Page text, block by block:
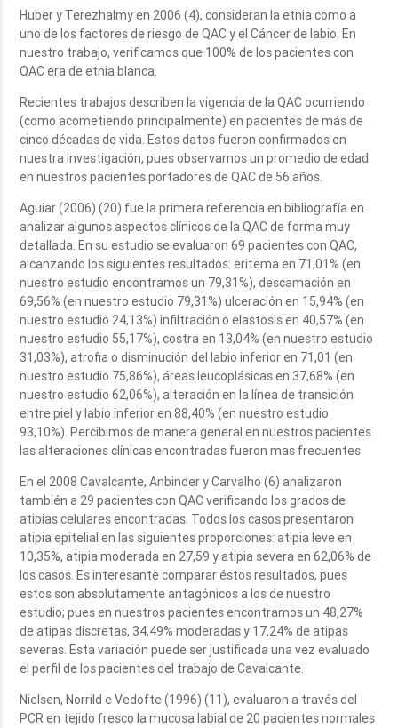
Huber y Terezhalmy en 2006 (4), consideran la etnia como a
uno de los factores de riesgo de QAC y el Cáncer de labio. En
nuestro trabajo, verificamos que 100% de los pacientes con
QAC era de etnia blanca.
Recientes trabajos describen la vigencia de la QAC ocurriendo
(como acometiendo principalmente) en pacientes de más de
cinco décadas de vida. Estos datos fueron confirmados en
nuestra investigación, pues observamos un promedio de edad
en nuestros pacientes portadores de QAC de 56 años.
Aguiar (2006) (20) fue la primera referencia en bibliografía en
analizar algunos aspectos clínicos de la QAC de forma muy
detallada. En su estudio se evaluaron 69 pacientes con QAC,
alcanzando los siguientes resultados: eritema en 71,01% (en
nuestro estudio encontramos un 79,31%), descamación en
69,56% (en nuestro estudio 79,31%) ulceración en 15,94% (en
nuestro estudio 24,13%) infiltración o elastosis en 40,57% (en
nuestro estudio 55,17%), costra en 13,04% (en nuestro estudio
31,03%), atrofia o disminución del labio inferior en 71,01 (en
nuestro estudio 75,86%), áreas leucoplásicas en 37,68% (en
nuestro estudio 62,06%), alteración en la línea de transición
entre piel y labio inferior en 88,40% (en nuestro estudio
93,10%). Percibimos de manera general en nuestros pacientes
las alteraciones clínicas encontradas fueron mas frecuentes.
En el 2008 Cavalcante, Anbinder y Carvalho (6) analizaron
también a 29 pacientes con QAC verificando los grados de
atipias celulares encontradas. Todos los casos presentaron
atipia epitelial en las siguientes proporciones: atipia leve en
10,35%, atipia moderada en 27,59 y atipia severa en 62,06% de
los casos. Es interesante comparar éstos resultados, pues
estos son absolutamente antagónicos a los de nuestro
estudio; pues en nuestros pacientes encontramos un 48,27%
de atipas discretas, 34,49% moderadas y 17,24% de atipas
severas. Esta variación puede ser justificada una vez evaluado
el perfil de los pacientes del trabajo de Cavalcante.
Nielsen, Norrild e Vedofte (1996) (11), evaluaron a través del
PCR en tejido fresco la mucosa labial de 20 pacientes normales